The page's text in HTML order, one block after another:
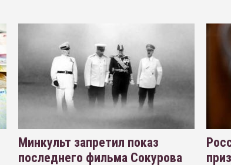
Минкульт запретил показ
последнего фильма Сокурова